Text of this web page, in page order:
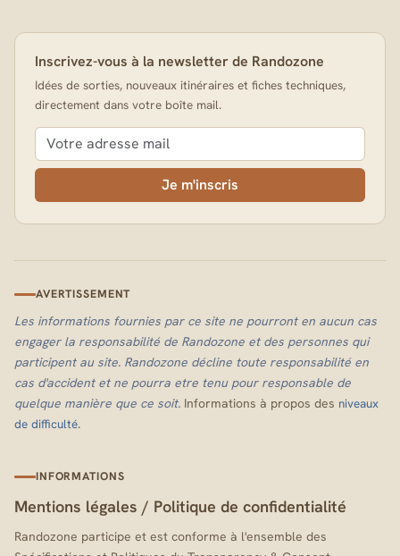
Inscrivez-vous à la newsletter de Randozone
Idées de sorties, nouveaux itinéraires et fiches techniques,
directement dans votre boîte mail.
Je m'inscris
AVERTISSEMENT
Les informations fournies par ce site ne pourront en aucun cas
engager la responsabilité de Randozone et des personnes qui
participent au site. Randozone décline toute responsabilité en
cas d'accident et ne pourra etre tenu pour responsable de
quelque manière que ce soit. Informations à propos des niveaux
de difficulté.
INFORMATIONS
Mentions légales / Politique de confidentialité
Randozone participe et est conforme à l'ensemble des